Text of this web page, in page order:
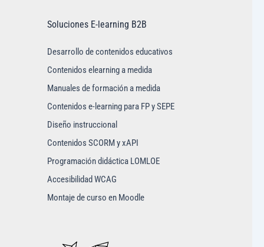
Soluciones E-learning B2B
Desarrollo de contenidos educativos
Contenidos elearning a medida
Manuales de formación a medida
Contenidos e-learning para FP y SEPE
Diseño instruccional
Contenidos SCORM y xAPI
Programación didáctica LOMLOE
Accesibilidad WCAG
Montaje de curso en Moodle